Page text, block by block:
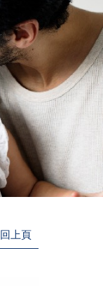
回上頁